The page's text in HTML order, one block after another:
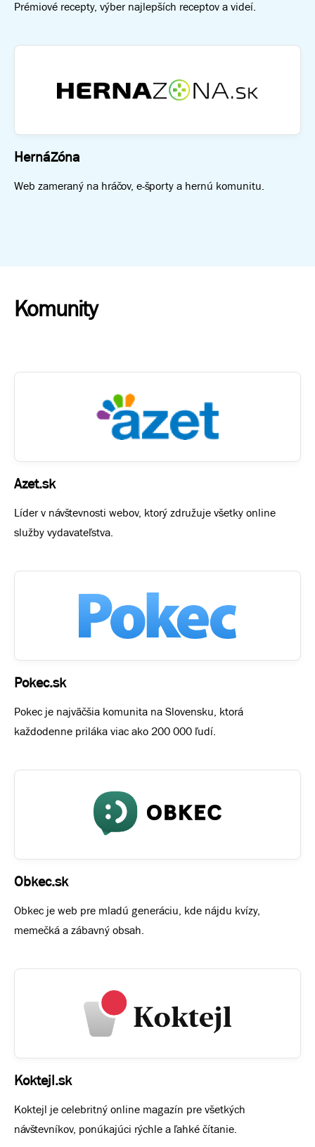
Prémiové recepty, výber najlepších receptov a videí.
HernáZóna
Web zameraný na hráčov, e-športy a hernú komunitu.
Komunity
Azet.sk
Líder v návštevnosti webov, ktorý združuje všetky online
služby vydavateľstva.
Pokec.sk
Pokec je najväčšia komunita na Slovensku, ktorá
každodenne priláka viac ako 200 000 ľudí.
Obkec.sk
Obkec je web pre mladú generáciu, kde nájdu kvízy,
memečká a zábavný obsah.
Koktejl.sk
Koktejl je celebritný online magazín pre všetkých
návštevníkov, ponúkajúci rýchle a ľahké čítanie.